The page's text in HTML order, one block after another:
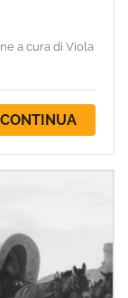
a cura di Viola
CONTINUA